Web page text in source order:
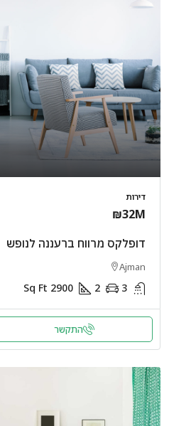
דירות
₪32M
דופלקס מרווח ברעננה לנופש
Ajman
3
2
2900
Sq Ft
התקשר